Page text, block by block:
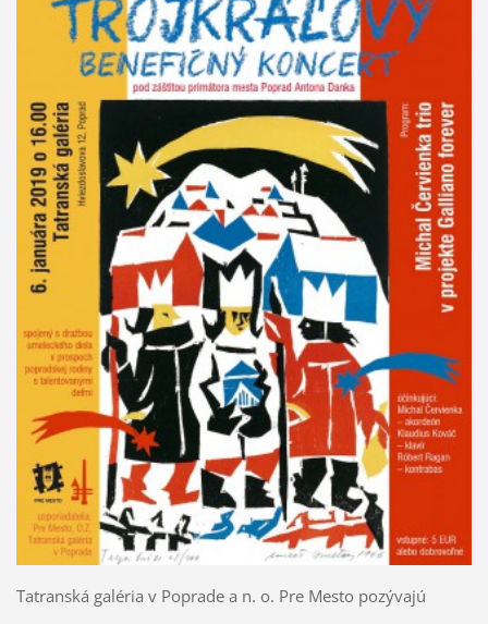
Tatranská galéria v Poprade a n. o. Pre Mesto pozývajú